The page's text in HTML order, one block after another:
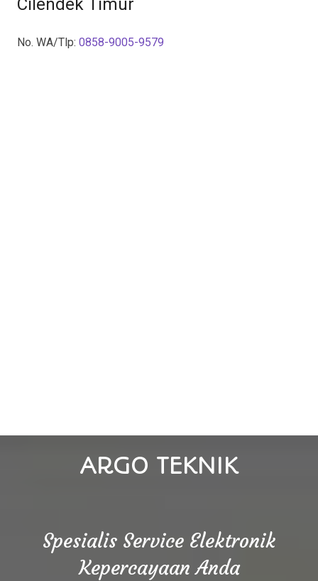
Cilendek Timur
No. WA/Tlp: 0858-9005-9579
ARGO TEKNIK
Spesialis Service Elektronik
Kepercayaan Anda